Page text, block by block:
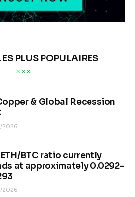
PLUS POPULAIRES
& Global Recession
2026
BTC ratio currently
at approximately 0.0292–
2026